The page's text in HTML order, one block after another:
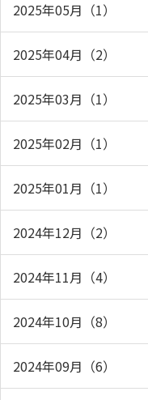
2025年05月（1）
2025年04月（2）
2025年03月（1）
2025年02月（1）
2025年01月（1）
2024年12月（2）
2024年11月（4）
2024年10月（8）
2024年09月（6）